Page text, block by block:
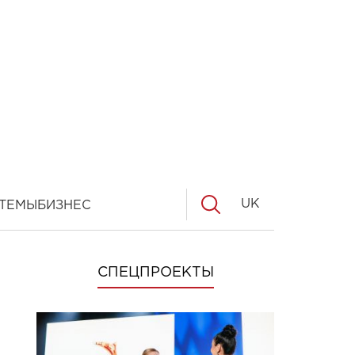
БИЗНЕС UK
СПЕЦПРОЕКТЫ